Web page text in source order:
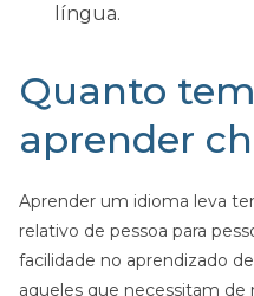
língua.
Quanto
aprender
Aprender um idioma leva
relativo de pessoa para
facilidade no aprendizado
aqueles que necessitam